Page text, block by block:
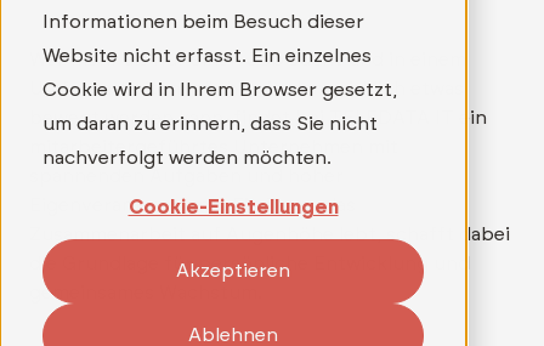
Informationen beim Besuch dieser
Website nicht erfasst. Ein einzelnes
Cookie wird in Ihrem Browser gesetzt,
um daran zu erinnern, dass Sie nicht
nachverfolgt werden möchten.
Cookie-Einstellungen
Akzeptieren
Ablehnen
Wer mehr als nur einen Job sucht und in einem
Umfeld arbeiten möchte, in dem wirklich etwas
bewegt werden kann, findet bei TELEDATA IT ein
mitarbeitergeführtes Unternehmen mit
spannenden Aufgaben und hoher
Eigenverantwortung. Ein Team, das
Zusammenarbeit auf Augenhöhe lebt, schafft dabei
die Grundlage für persönliche Entwicklung und
gemeinsames Wachstum.